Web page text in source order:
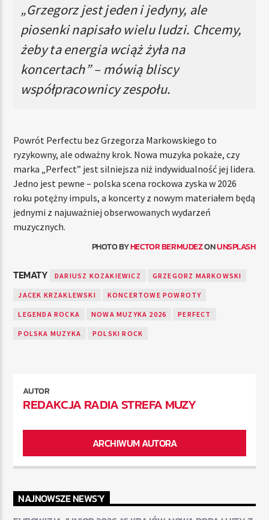
„Grzegorz jest jeden i jedyny, ale
piosenki napisało wielu ludzi. Chcemy,
żeby ta energia wciąż żyła na
koncertach” – mówią bliscy
współpracownicy zespołu.
Powrót Perfectu bez Grzegorza Markowskiego to
ryzykowny, ale odważny krok. Nowa muzyka pokaże, czy
marka „Perfect” jest silniejsza niż indywidualność jej lidera.
Jedno jest pewne – polska scena rockowa zyska w 2026
roku potężny impuls, a koncerty z nowym materiałem będą
jednymi z najuważniej obserwowanych wydarzeń
muzycznych.
PHOTO BYHECTOR BERMUDEZONUNSPLASH
TEMATY DARIUSZ KOZAKIEWICZ GRZEGORZ MARKOWSKI
JACEK KRZAKLEWSKI KONCERTOWE POWROTY
LEGENDA ROCKA NOWA MUZYKA 2026 PERFECT
POLSKA MUZYKA POLSKI ROCK
AUTOR
REDAKCJA RADIA STREFA MUZY
ARCHIWUM AUTORA
NAJNOWSZE NEWS'Y